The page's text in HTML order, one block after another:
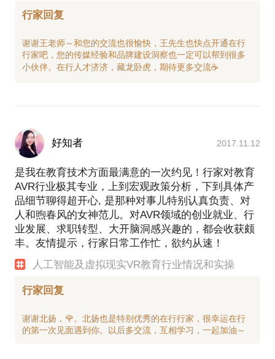
行家回复
谢谢王老师～和您的交流也很愉快，王先生也快点开通在行
行家吧，您的传媒经验和品牌建设洞察也一定可以帮到很多
好知者 2017.11.12
是我在教育技术方面最满意的一次约见！行家对教育
AVR行业极其专业，上到宏观政策分析，下到具体产
品细节聊得超开心, 是那种对事儿特别认真负责、对
人和煦春风的女神范儿。对AVR领域的创业就业、行
业发展、求职转型、大开脑洞感兴趣的，都会收获颇
丰。友情提示，行家日常工作忙，欲约从速！
人工智能及虚拟现实VR教育行业情况和实操
行家回复
谢谢北扬，🌹。北扬也是特别优秀的在行行家，很幸运在行